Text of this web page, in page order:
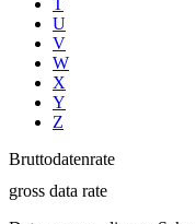
T
U
V
W
X
Y
Z
Bruttodatenrate
gross data rate